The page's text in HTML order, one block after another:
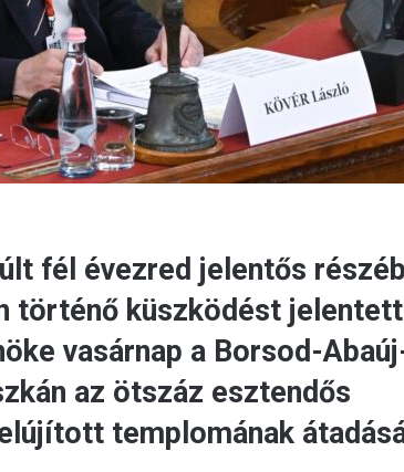
fél évezred jelentős
történő küszködést
vasárnap a Borsod-
az ötszáz esztendős
templomának